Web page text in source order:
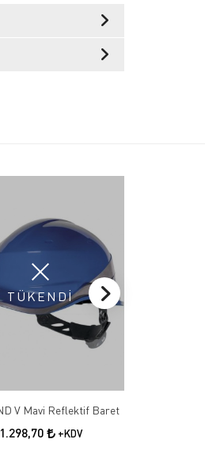
TÜKENDİ
DIAMOND V Mavi Reflektif Baret
1.298,70 +KDV